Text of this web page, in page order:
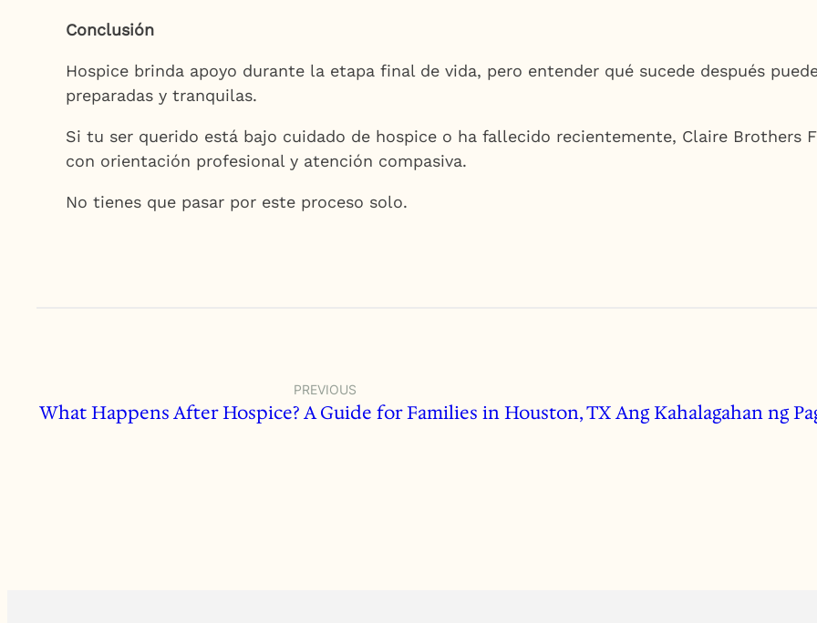
Conclusión
Hospice brinda apoyo durante la etapa final de vida, pero entender qué sucede después
preparadas y tranquilas.
Si tu ser querido está bajo cuidado de hospice o ha fallecido recientemente, Claire Brothers
con orientación profesional y atención compasiva.
No tienes que pasar por este proceso solo.
PREVIOUS
What Happens After Hospice? A Guide for Families in Houston, TX Ang Kahalagahan ng